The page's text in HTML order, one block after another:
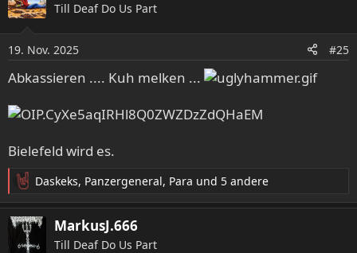
Till Deaf Do Us Part
19. Nov. 2025 #25
Abkassieren .... Kuh melken ...
Bielefeld wird es.
R
e
a
k
Daskeks, Panzergeneral, Para und 5 andere
MarkusJ.666
Till Deaf Do Us Part